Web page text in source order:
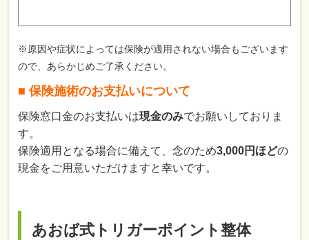
※原因や症状によっては保険が適用されない場合もございます
ので、あらかじめご了承ください。
■ 保険施術のお支払いについて
保険窓口金のお支払いは現金のみでお願いしておりま
す。
保険適用となる場合に備えて、念のため3,000円ほどの
現金をご用意いただけますと幸いです。
あおば式トリガーポイント整体